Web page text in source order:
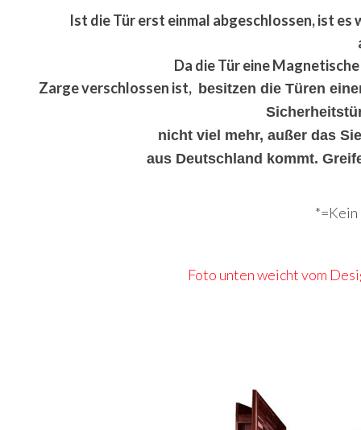
Ist die Tür erst einmal abgeschlossen, ist
Da die Tür eine
Zarge verschlossen ist, besitzen die Türen
nicht viel mehr, außer das
aus Deutschland kommt.
Foto unten weicht vom